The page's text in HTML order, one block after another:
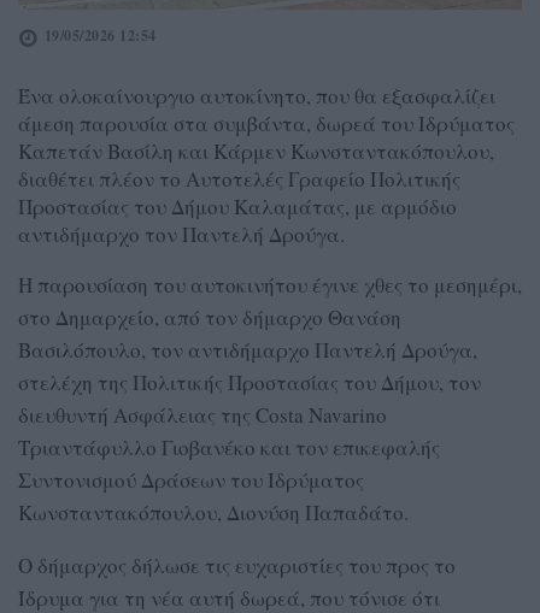
19/05/2026 12:54
Ένα ολοκαίνουργιο αυτοκίνητο, που θα εξασφαλίζει
άμεση παρουσία στα συμβάντα, δωρεά του Ιδρύματος
Καπετάν Βασίλη και Κάρμεν Κωνσταντακόπουλου,
διαθέτει πλέον το Αυτοτελές Γραφείο Πολιτικής
Προστασίας του Δήμου Καλαμάτας, με αρμόδιο
αντιδήμαρχο τον Παντελή Δρούγα.
Η παρουσίαση του αυτοκινήτου έγινε χθες το μεσημέρι,
στο Δημαρχείο, από τον δήμαρχο Θανάση
Βασιλόπουλο, τον αντιδήμαρχο Παντελή Δρούγα,
στελέχη της Πολιτικής Προστασίας του Δήμου, τον
διευθυντή Ασφάλειας της Costa Navarino
Τριαντάφυλλο Γιοβανέκο και τον επικεφαλής
Συντονισμού Δράσεων του Ιδρύματος
Κωνσταντακόπουλου, Διονύση Παπαδάτο.
Ο δήμαρχος δήλωσε τις ευχαριστίες του προς το
Ίδρυμα για τη νέα αυτή δωρεά, που τόνισε ότι